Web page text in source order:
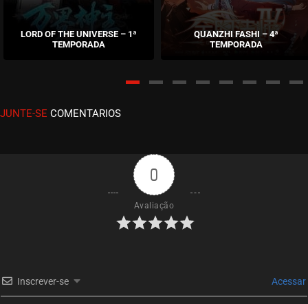
EPISÓDIO 57
julho 11, 2024
ASSISTIDO
EPISÓDIO 55
julho 04, 2024
EPISÓDIO 54
EPISÓDIO 53
LORD OF THE UNIVERSE – 1ª
TEMPORADA
QUANZHI FASHI – 4ª
TEMPORADA
JUNTE-SE COMENTARIOS
0
Avaliação
Inscrever-se Acessar